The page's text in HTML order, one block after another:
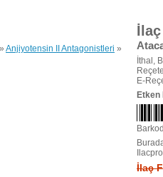
» Anjiyotensin II Antagonistleri »
İthal,
E-
Etken
İlaç